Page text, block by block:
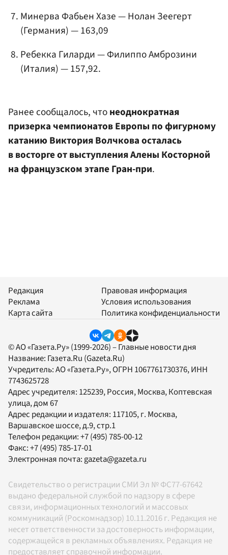
Минерва Фабьен Хазе — Нолан Зеегерт
(Германия) — 163,09
Ребекка Гиларди — Филиппо Амброзини
(Италия) — 157,92.
Ранее сообщалось, чтонеоднократная
призерка чемпионатов Европы по фигурному
катаниюВиктория Волчковаосталась
в восторге от выступления Алены Косторной
на французском этапе Гран-при.
Редакция
Реклама
Карта сайта
Правовая информация
Условия использования
Политика конфиденциальности
© АО «Газета.Ру» (1999-2026) – Главные новости дня
Название: Газета.Ru (Gazeta.Ru)
Учредитель:АО «Газета.Ру», ОГРН 1067761730376, ИНН
7743625728
Адрес учредителя: 125239, Россия, Москва, Коптевская
улица, дом 67
Адрес редакции и издателя: 117105, г. Москва,
Варшавское шоссе, д.9, стр.1
Телефон редакции:+7 (495) 785-00-12
Факс:+7 (495) 785-17-01
Электронная почта: gazeta@gazeta.ru
Свидетельство о регистрации СМИ Эл № ФС77-67642
выдано федеральной службой по надзору в сфере
связи, информационных технологий и массовых
коммуникаций (Роскомнадзор) 10.11.2016 г. Редакция не
несет ответственности за достоверность информации,
содержащейся в рекламных объявлениях. Редакция не
предоставляет справочной информации.